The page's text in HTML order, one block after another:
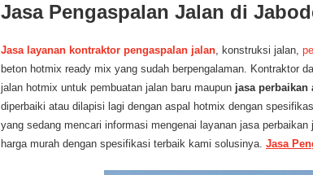
Jasa Pengaspalan Jalan di
Jasa layanan kontraktor pengaspalan jalan, konstruksi jalan,
beton hotmix ready mix yang sudah berpengalaman. Kontraktor
jalan hotmix untuk pembuatan jalan baru maupun jasa perbaikan
diperbaiki atau dilapisi lagi dengan aspal hotmix dengan
yang sedang mencari informasi mengenai layanan jasa
harga murah dengan spesifikasi terbaik kami solusinya. Jasa P